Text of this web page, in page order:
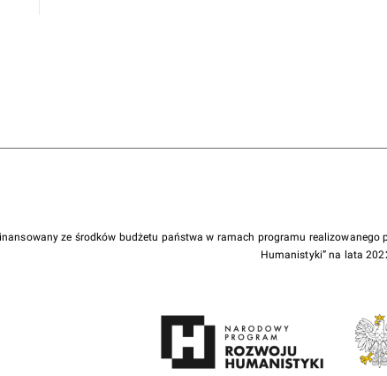
ze środków budżetu państwa w ramach programu
Humanistyki” na lata